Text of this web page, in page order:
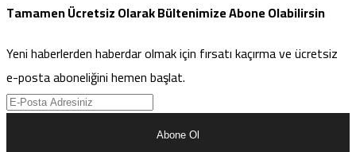
Tamamen Ücretsiz Olarak Bültenimize Abone Olabilirsin
Yeni haberlerden haberdar olmak için fırsatı kaçırma ve ücretsiz
e-posta aboneliğini hemen başlat.
Abone Ol